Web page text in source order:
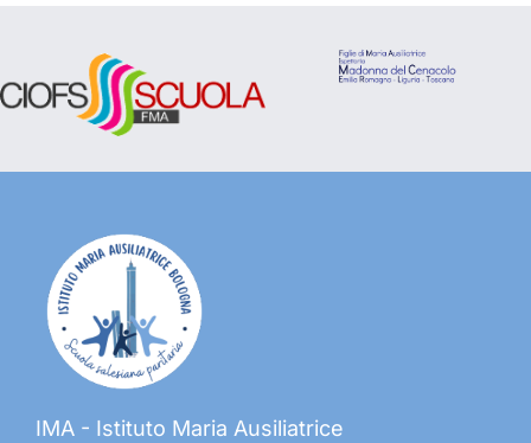
IMA - Istituto Maria Ausiliatrice